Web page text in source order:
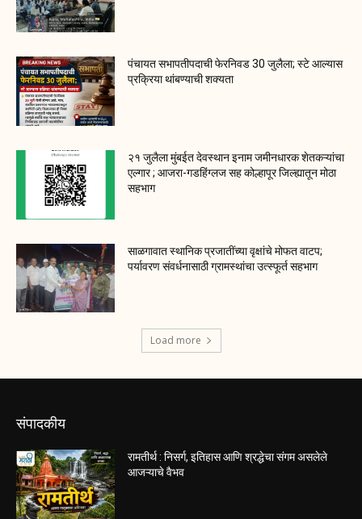
पंचायत सभापतीपदाची फेरनिवड 30 जुलैला; स्टे आल्यास
प्रक्रिया थांबण्याची शक्यता
२१ जुलैला मुंबईत देवस्थान इनाम जमीनधारक शेतकऱ्यांचा
एल्गार ; आजरा-गडहिंग्लज सह कोल्हापूर जिल्ह्यातून मोठा
सहभाग
साळगावात स्थानिक प्रजातींच्या वृक्षांचे मोफत वाटप;
पर्यावरण संवर्धनासाठी ग्रामस्थांचा उत्स्फूर्त सहभाग
Load more
संपादकीय
रामतीर्थ : निसर्ग, इतिहास आणि श्रद्धेचा संगम असलेले
आजऱ्याचे वैभव